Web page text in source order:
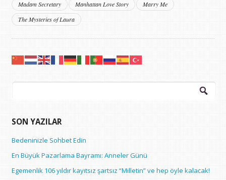
Madam Secretary
Manhattan Love Story
Marry Me
The Mysteries of Laura
Arama:
SON YAZILAR
Bedeninizle Sohbet Edin
En Büyük Pazarlama Bayramı: Anneler Günü
Egemenlik 106 yıldır kayıtsız şartsız “Milletin” ve hep öyle kalacak!